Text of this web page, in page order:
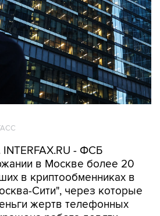
- ФСБ
в криптообменниках в
Сити", через которые
жертв телефонных
работа девяти